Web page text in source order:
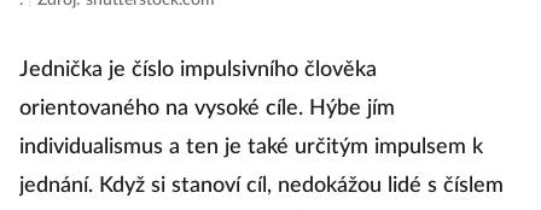
Jednička je číslo impulsivního člověka
orientovaného na vysoké cíle. Hýbe jím
individualismus a ten je také určitým impulsem k
jednání. Když si stanoví cíl, nedokážou lidé s číslem